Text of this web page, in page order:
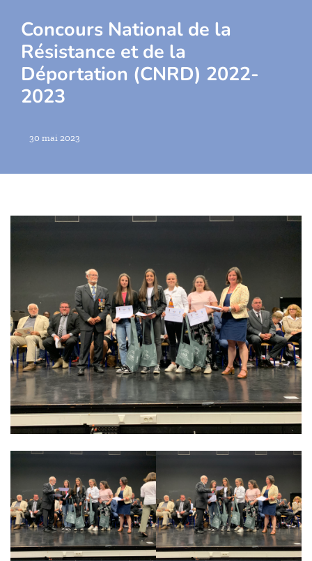
Concours National de la
Résistance et de la
Déportation (CNRD) 2022-
2023
30 mai 2023